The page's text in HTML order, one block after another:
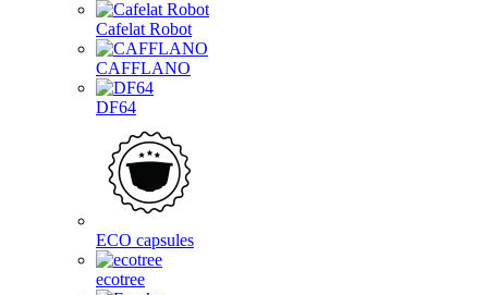
Cafelat Robot
CAFFLANO
DF64
ECO capsules
ecotree